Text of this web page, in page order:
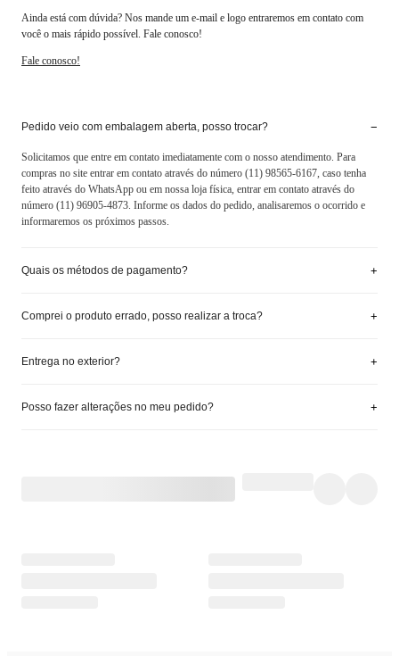
Ainda está com dúvida? Nos mande um e-mail e logo entraremos em contato com
você o mais rápido possível. Fale conosco!
Fale conosco!
Pedido veio com embalagem aberta, posso trocar? −
Solicitamos que entre em contato imediatamente com o nosso atendimento. Para
compras no site entrar em contato através do número (11) 98565-6167, caso tenha
feito através do WhatsApp ou em nossa loja física, entrar em contato através do
número (11) 96905-4873. Informe os dados do pedido, analisaremos o ocorrido e
informaremos os próximos passos.
Quais os métodos de pagamento? +
Comprei o produto errado, posso realizar a troca? +
Entrega no exterior? +
Posso fazer alterações no meu pedido? +